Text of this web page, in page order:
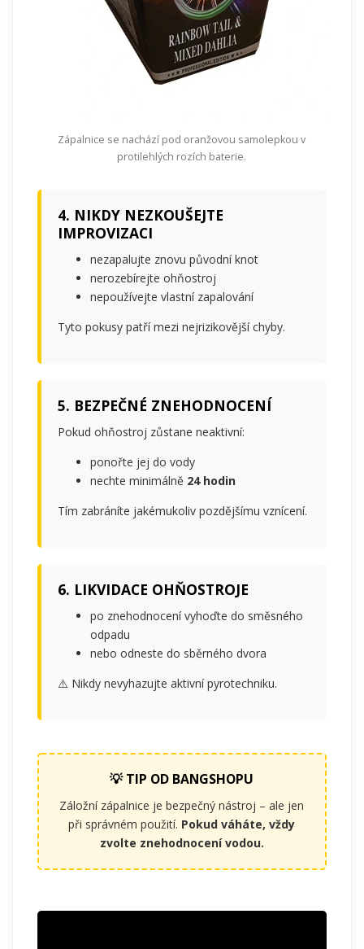
Zápalnice se nachází pod oranžovou samolepkou v
protilehlých rozích baterie.
4. NIKDY NEZKOUŠEJTE
IMPROVIZACI
nezapalujte znovu původní knot
nerozebírejte ohňostroj
nepoužívejte vlastní zapalování
Tyto pokusy patří mezi nejrizikovější chyby.
5. BEZPEČNÉ ZNEHODNOCENÍ
Pokud ohňostroj zůstane neaktivní:
ponořte jej do vody
nechte minimálně 24 hodin
Tím zabráníte jakémukoliv pozdějšímu vznícení.
6. LIKVIDACE OHŇOSTROJE
po znehodnocení vyhoďte do směsného
odpadu
nebo odneste do sběrného dvora
⚠️ Nikdy nevyhazujte aktivní pyrotechniku.
💡 TIP OD BANGSHOPU
Záložní zápalnice je bezpečný nástroj – ale jen
při správném použití. Pokud váháte, vždy
zvolte znehodnocení vodou.